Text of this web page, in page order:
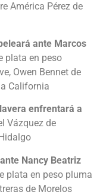
América Pérez de
ante Marcos
plata en peso
Owen Bennet de
California
enfrentará a
Vázquez de
Nancy Beatriz
plata en peso pluma
de Morelos